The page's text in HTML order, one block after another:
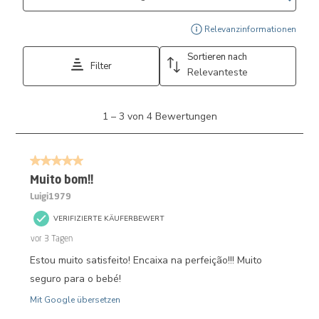
Relevanzinformationen
Filter
Sortieren nach
Relevanteste
3
Bewertungen.
1 – 3 von 4 Bewertungen
5 von 5 Sternen.
Muito bom!!
Luigi1979
VERIFIZIERTE KÄUFERBEWERT
vor 3 Tagen
Estou muito satisfeito! Encaixa na perfeição!!! Muito
seguro para o bebé!
Mit Google übersetzen